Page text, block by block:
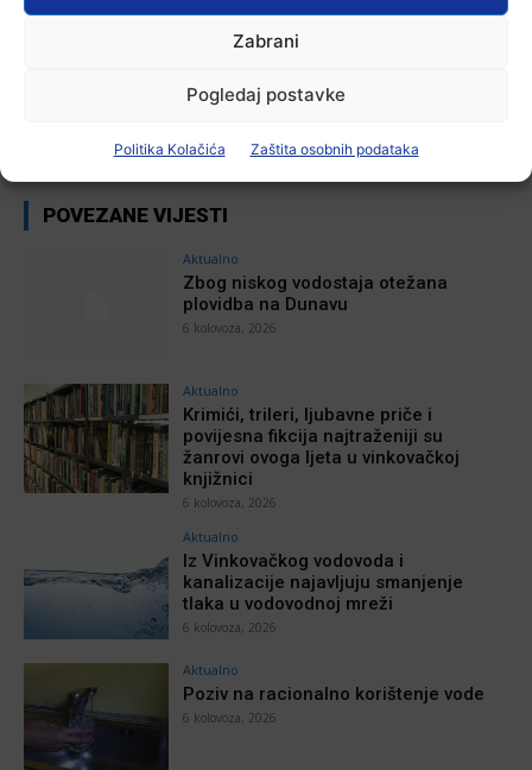
Zabrani
Pogledaj postavke
Politika Kolačića Zaštita osobnih podataka
Aktualno
Poziv na racionalno korištenje vode
POVEZANE VIJESTI
Aktualno
Zbog niskog vodostaja otežana
plovidba na Dunavu
6 kolovoza, 2026
Aktualno
Krimići, trileri, ljubavne priče i
povijesna fikcija najtraženiji su
žanrovi ovoga ljeta u vinkovačkoj
knjižnici
6 kolovoza, 2026
Aktualno
Iz Vinkovačkog vodovoda i
kanalizacije najavljuju smanjenje
tlaka u vodovodnoj mreži
6 kolovoza, 2026
Aktualno
Poziv na racionalno korištenje vode
6 kolovoza, 2026